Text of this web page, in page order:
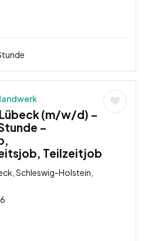
(m/w/d) –
–
Teilzeitjob
Schleswig-Holstein,